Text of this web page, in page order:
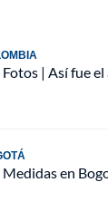
Fotos | Así fue
Medidas en